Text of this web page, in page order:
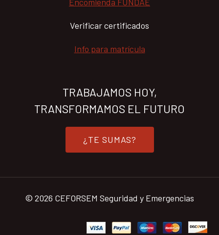
Verificar certificados
Info para matrícula
TRABAJAMOS HOY,
TRANSFORMAMOS EL FUTURO
¿TE SUMAS?
© 2026 CEFORSEM Seguridad y Emergencias